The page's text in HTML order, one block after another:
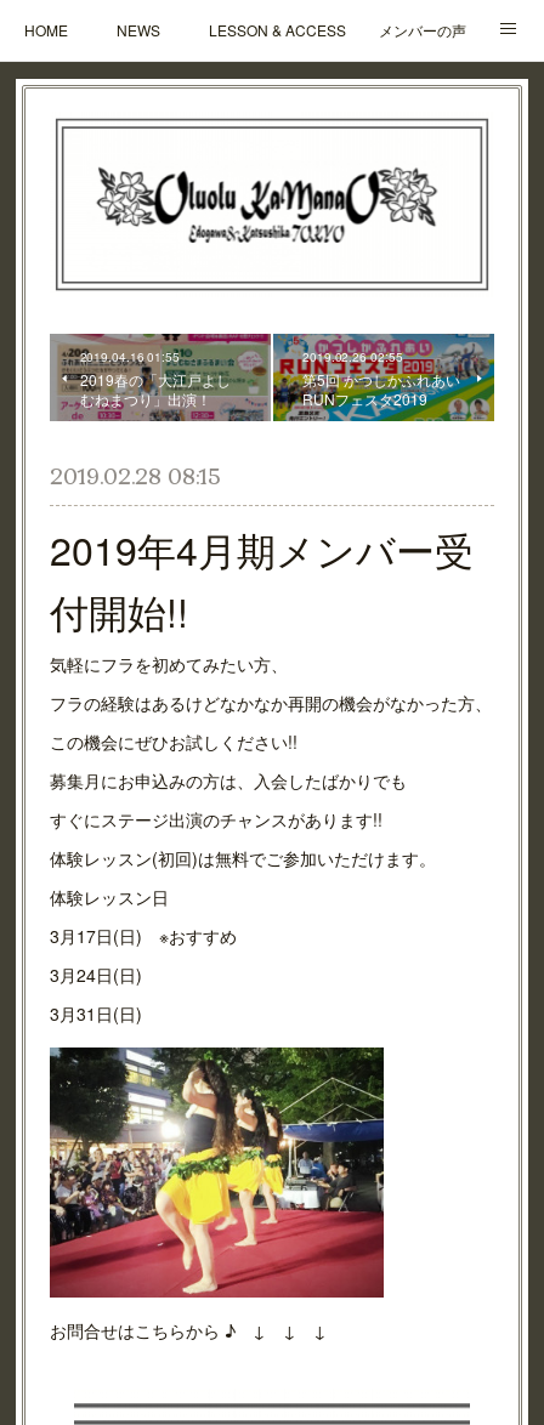
HOME NEWS LESSON & ACCESS メンバーの声
Q&A CONTACT ABOUT CONTENTS
2019.04.16 01:55
2019春の「大江戸よし
むねまつり」出演！
2019.02.26 02:55
第5回 かつしかふれあい
RUNフェスタ2019
2019.02.28 08:15
2019年4月期メンバー受
付開始!!
気軽にフラを初めてみたい方、
フラの経験はあるけどなかなか再開の機会がなかった方、
この機会にぜひお試しください!!
募集月にお申込みの方は、入会したばかりでも
すぐにステージ出演のチャンスがあります!!
体験レッスン(初回)は無料でご参加いただけます。
体験レッスン日
3月17日(日) ※おすすめ
3月24日(日)
3月31日(日)
お問合せはこちらから ♪ ↓ ↓ ↓